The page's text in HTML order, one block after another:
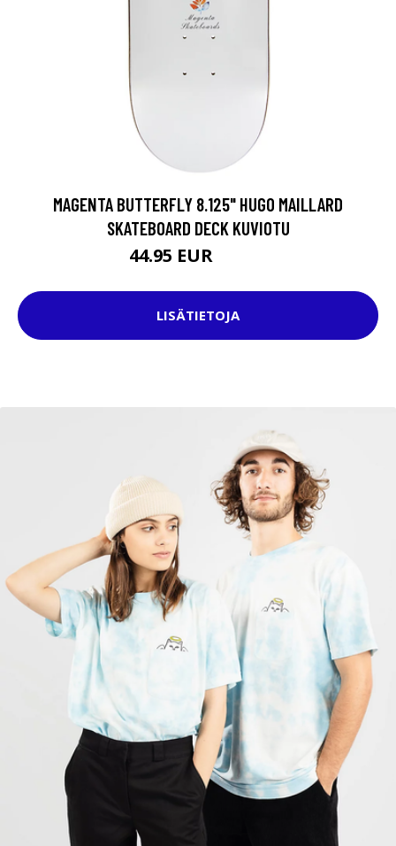
MAGENTA BUTTERFLY 8.125" HUGO MAILLARD
SKATEBOARD DECK KUVIOTU
44.95 EUR
LISÄTIETOJA